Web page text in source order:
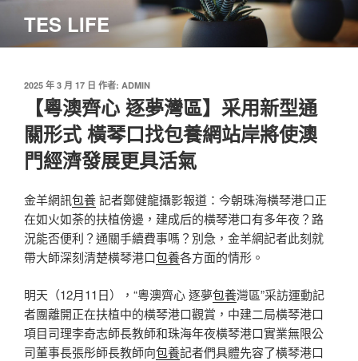
主
TES LIFE
發
2025 年 3 月 17 日 作者: ADMIN
【粵澳齊心 逐夢灣區】采用新型通
關形式 橫琴口找包養網站岸將使澳
門經濟發展更具活氣
金羊網訊包養記者鄭健龍攝影報道：今朝珠海橫琴港口正
在如火如荼的扶植傍邊，建成后的橫琴港口有多年夜？路
況能否便利？通關手續費事嗎？別急，金羊網記者此刻就
帶大師深刻清楚橫琴港口包養各方面的情形。
明天（12月11日），“粵澳齊心 逐夢包養灣區”采訪運動記
者團離開正在扶植中的橫琴港口觀賞，中建二局橫琴港口
項目司理李奇志師長教師和珠海年夜橫琴港口實業無限公
司董事長張彤師長教師向包養記者們具體先容了橫琴港口